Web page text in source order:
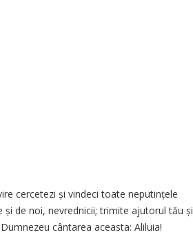
cercetezi și vindeci toate neputințele
de noi, nevrednicii; trimite ajutorul tău și
cântarea aceasta: Aliluia!